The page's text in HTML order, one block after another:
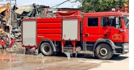
nhất trí đẩy nhanh nối
trực tiếp